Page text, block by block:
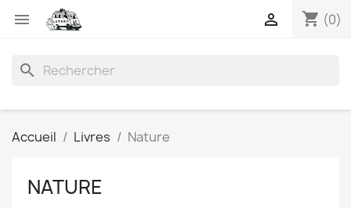
 shopping_cart (0)

search
Accueil Livres Nature
NATURE